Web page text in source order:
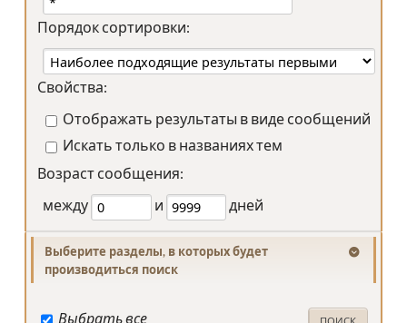
Порядок сортировки:
Свойства:
Отображать результаты в виде сообщений
Искать только в названиях тем
Возраст сообщения:
между
и дней
Выберите разделы, в которых будет
производиться поиск
Выбрать все